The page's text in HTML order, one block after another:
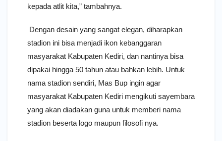
kepada atlit kita,” tambahnya.
Dengan desain yang sangat elegan, diharapkan
stadion ini bisa menjadi ikon kebanggaran
masyarakat Kabupaten Kediri, dan nantinya bisa
dipakai hingga 50 tahun atau bahkan lebih. Untuk
nama stadion sendiri, Mas Bup ingin agar
masyarakat Kabupaten Kediri mengikuti sayembara
yang akan diadakan guna untuk memberi nama
stadion beserta logo maupun filosofi nya.